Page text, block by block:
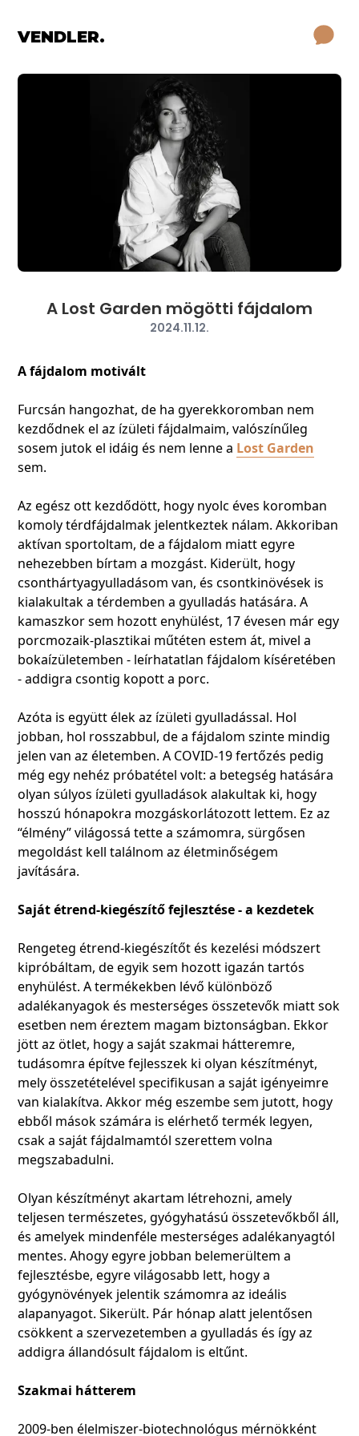
VENDLER.
A Lost Garden mögötti fájdalom
2024.11.12.
A fájdalom motivált
Furcsán hangozhat, de ha gyerekkoromban nem
kezdődnek el az ízületi fájdalmaim, valószínűleg
sosem jutok el idáig és nem lenne a Lost Garden
sem.
Az egész ott kezdődött, hogy nyolc éves koromban
komoly térdfájdalmak jelentkeztek nálam. Akkoriban
aktívan sportoltam, de a fájdalom miatt egyre
nehezebben bírtam a mozgást. Kiderült, hogy
csonthártyagyulladásom van, és csontkinövések is
kialakultak a térdemben a gyulladás hatására. A
kamaszkor sem hozott enyhülést, 17 évesen már egy
porcmozaik-plasztikai műtéten estem át, mivel a
bokaízületemben - leírhatatlan fájdalom kíséretében
- addigra csontig kopott a porc.
Azóta is együtt élek az ízületi gyulladással. Hol
jobban, hol rosszabbul, de a fájdalom szinte mindig
jelen van az életemben. A COVID-19 fertőzés pedig
még egy nehéz próbatétel volt: a betegség hatására
olyan súlyos ízületi gyulladások alakultak ki, hogy
hosszú hónapokra mozgáskorlátozott lettem. Ez az
“élmény” világossá tette a számomra, sürgősen
megoldást kell találnom az életminőségem
javítására.
Saját étrend-kiegészítő fejlesztése - a kezdetek
Rengeteg étrend-kiegészítőt és kezelési módszert
kipróbáltam, de egyik sem hozott igazán tartós
enyhülést. A termékekben lévő különböző
adalékanyagok és mesterséges összetevők miatt sok
esetben nem éreztem magam biztonságban. Ekkor
jött az ötlet, hogy a saját szakmai hátteremre,
tudásomra építve fejlesszek ki olyan készítményt,
mely összetételével specifikusan a saját igényeimre
van kialakítva. Akkor még eszembe sem jutott, hogy
ebből mások számára is elérhető termék legyen,
csak a saját fájdalmamtól szerettem volna
megszabadulni.
Olyan készítményt akartam létrehozni, amely
teljesen természetes, gyógyhatású összetevőkből áll,
és amelyek mindenféle mesterséges adalékanyagtól
mentes. Ahogy egyre jobban belemerültem a
fejlesztésbe, egyre világosabb lett, hogy a
gyógynövények jelentik számomra az ideális
alapanyagot. Sikerült. Pár hónap alatt jelentősen
csökkent a szervezetemben a gyulladás és így az
addigra állandósult fájdalom is eltűnt.
Szakmai hátterem
2009-ben élelmiszer-biotechnológus mérnökként